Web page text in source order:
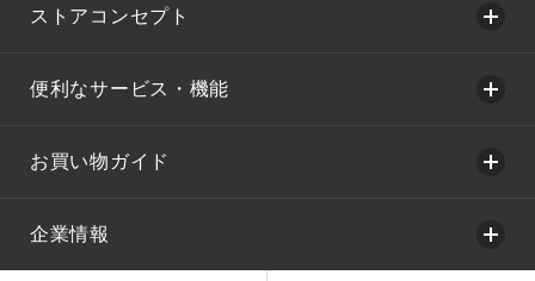
ストアコンセプト
便利なサービス・機能
お買い物ガイド
企業情報